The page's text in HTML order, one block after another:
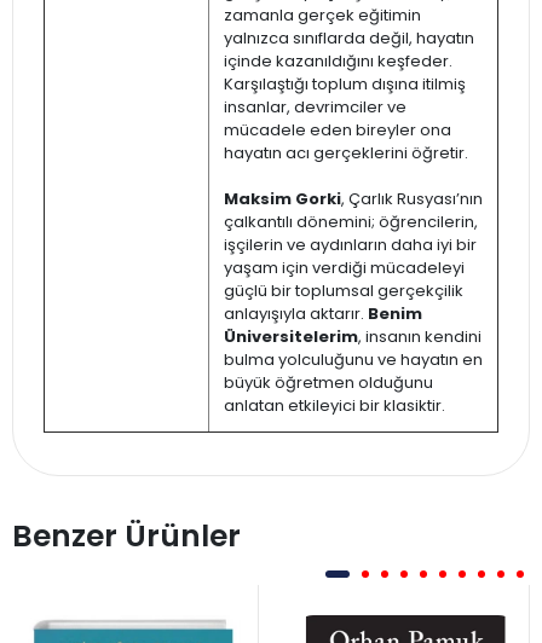
zamanla gerçek eğitimin
yalnızca sınıflarda değil, hayatın
içinde kazanıldığını keşfeder.
Karşılaştığı toplum dışına itilmiş
insanlar, devrimciler ve
mücadele eden bireyler ona
hayatın acı gerçeklerini öğretir.
Maksim Gorki, Çarlık Rusyası’nın
çalkantılı dönemini; öğrencilerin,
işçilerin ve aydınların daha iyi bir
yaşam için verdiği mücadeleyi
güçlü bir toplumsal gerçekçilik
anlayışıyla aktarır. Benim
Üniversitelerim, insanın kendini
bulma yolculuğunu ve hayatın en
büyük öğretmen olduğunu
anlatan etkileyici bir klasiktir.
Benzer Ürünler